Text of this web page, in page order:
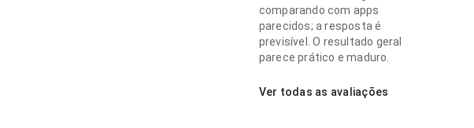
comparando com apps
parecidos; a resposta é
previsível. O resultado geral
parece prático e maduro.
Ver todas as avaliações